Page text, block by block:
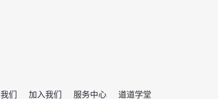
们 加入我们 服务中心 道道学堂